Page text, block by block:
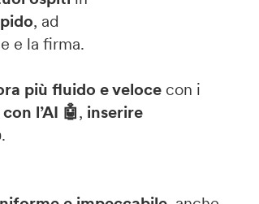
, ad
e la firma.
più fluido e velocecon i
l’AI 🤖, inserire